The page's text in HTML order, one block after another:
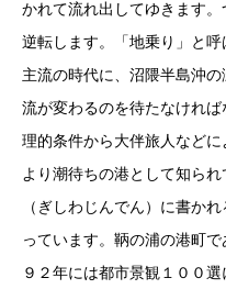
かれて流れ出してゆきます
逆転します。「地乗り」と
主流の時代に、沼隈半島沖
流が変わるのを待たなけれ
理的条件から大伴旅人など
より潮待ちの港として知ら
（ぎしわじんでん）に書か
っています。鞆の浦の港町
９２年には都市景観１００